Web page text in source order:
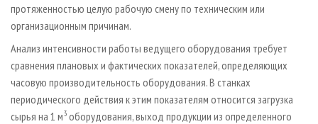
протяженностью целую рабочую смену по техническим или
организационным причинам.
Анализ интенсивности работы ведущего оборудования требует
сравнения плановых и фактических показателей, определяющих
часовую производительность оборудования. В станках
периодического действия к этим показателям относится загрузка
сырья на 1 м3 оборудования, выход продукции из определенного